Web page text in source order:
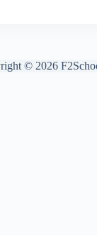
© 2026